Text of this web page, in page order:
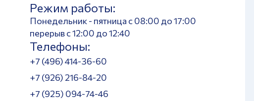
Режим работы:
Понедельник - пятница с 08:00 до 17:00
перерыв с 12:00 до 12:40
Телефоны:
+7 (496) 414-36-60
+7 (926) 216-84-20
+7 (925) 094-74-46